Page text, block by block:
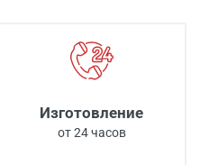
Изготовление
от 24 часов